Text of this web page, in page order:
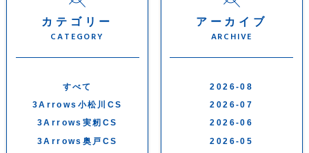
カテゴリー
CATEGORY
すべて
3Arrows小松川CS
3Arrows実籾CS
3Arrows奥戸CS
アーカイブ
ARCHIVE
2026-08
2026-07
2026-06
2026-05